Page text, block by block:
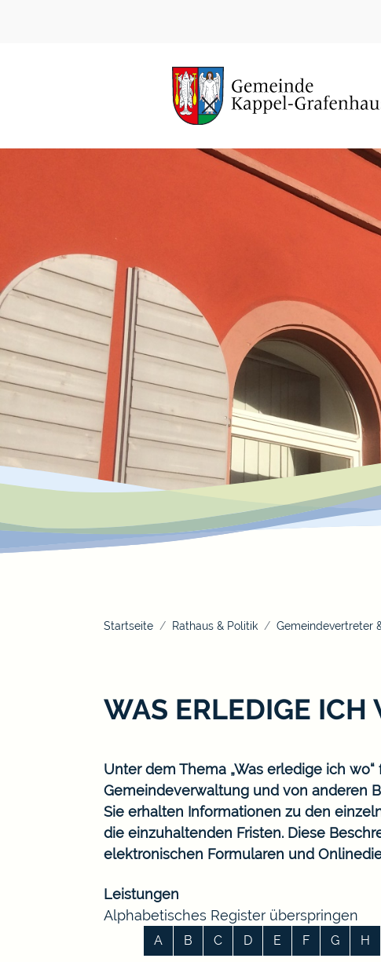
Startseite Rathaus & Politik Gemeindevertreter
WAS ERLEDIGE ICH
Unter dem Thema „Was erledige ich
Gemeindeverwaltung und von anderen
Sie erhalten Informationen zu den
die einzuhaltenden Fristen. Diese
elektronischen Formularen und
Leistungen
Alphabetisches Register überspringen
A B C D E F G H